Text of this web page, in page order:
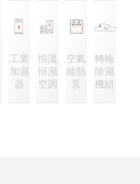
工業
加濕
器
恒溫
恒濕
空調
空氣
能熱
泵
轉輪
除濕
機組